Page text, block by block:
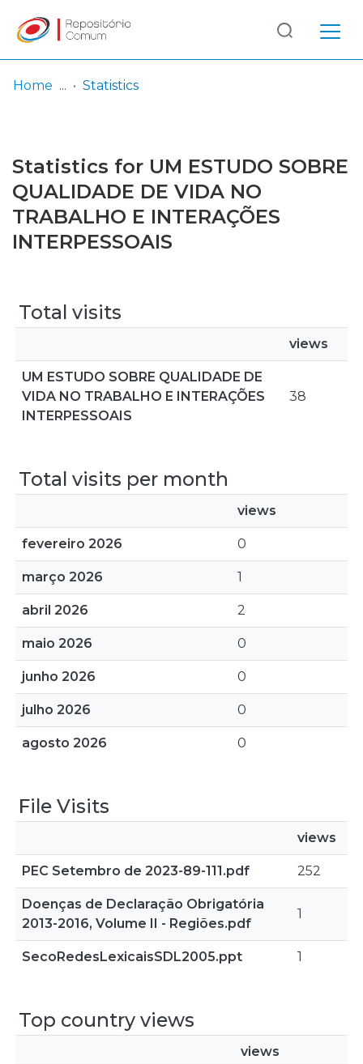
Browse repository
Entities
Log
In
(current)
Home Statistics
Statistics for UM ESTUDO SOBRE
QUALIDADE DE VIDA NO
TRABALHO E INTERAÇÕES
INTERPESSOAIS
Total visits
views
UM ESTUDO SOBRE QUALIDADE DE
VIDA NO TRABALHO E INTERAÇÕES
INTERPESSOAIS
38
Total visits per month
views
fevereiro 2026 0
março 2026 1
abril 2026 2
maio 2026 0
junho 2026 0
julho 2026 0
agosto 2026 0
File Visits
views
PEC Setembro de 2023-89-111.pdf 252
Doenças de Declaração Obrigatória
2013-2016, Volume II - Regiões.pdf
1
SecoRedesLexicaisSDL2005.ppt 1
Top country views
views